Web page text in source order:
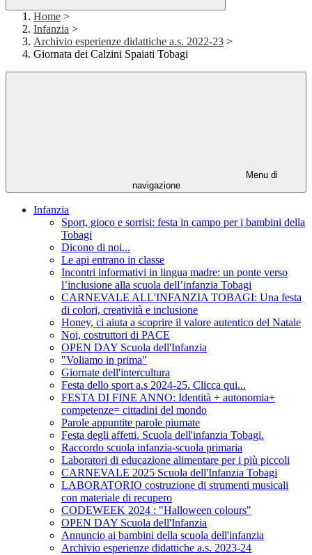
Home >
Infanzia >
Archivio esperienze didattiche a.s. 2022-23 >
Giornata dei Calzini Spaiati Tobagi
Menu di
navigazione
Infanzia
Sport, gioco e sorrisi: festa in campo per i bambini della
Tobagi
Dicono di noi...
Le api entrano in classe
Incontri informativi in lingua madre: un ponte verso
l’inclusione alla scuola dell’infanzia Tobagi
CARNEVALE ALL'INFANZIA TOBAGI: Una festa
di colori, creatività e inclusione
Honey, ci aiuta a scoprire il valore autentico del Natale
Noi, costruttori di PACE
OPEN DAY Scuola dell'Infanzia
"Voliamo in prima"
Giornate dell'intercultura
Festa dello sport a.s 2024-25. Clicca qui...
FESTA DI FINE ANNO: Identità + autonomia+
competenze= cittadini del mondo
Parole appuntite parole piumate
Festa degli affetti. Scuola dell'infanzia Tobagi.
Raccordo scuola infanzia-scuola primaria
Laboratori di educazione alimentare per i più piccoli
CARNEVALE 2025 Scuola dell'Infanzia Tobagi
LABORATORIO costruzione di strumenti musicali
con materiale di recupero
CODEWEEK 2024 : "Halloween colours"
OPEN DAY Scuola dell'Infanzia
Annuncio ai bambini della scuola dell'infanzia
Archivio esperienze didattiche a.s. 2023-24